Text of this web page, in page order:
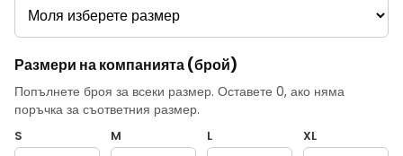
Размери на компанията (брой)
Попълнете броя за всеки размер. Оставете 0, ако няма
поръчка за съответния размер.
S M L XL